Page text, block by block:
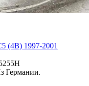
(4B) 1997-2001
Германии.